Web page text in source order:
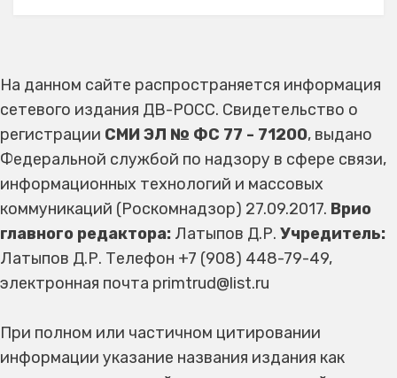
На данном сайте распространяется информация
сетевого издания ДВ-РОСС. Свидетельство о
регистрации СМИ ЭЛ № ФС 77 - 71200, выдано
Федеральной службой по надзору в сфере связи,
информационных технологий и массовых
коммуникаций (Роскомнадзор) 27.09.2017. Врио
главного редактора: Латыпов Д.Р. Учредитель:
Латыпов Д.Р. Телефон +7 (908) 448-79-49,
электронная почта primtrud@list.ru
При полном или частичном цитировании
информации указание названия издания как